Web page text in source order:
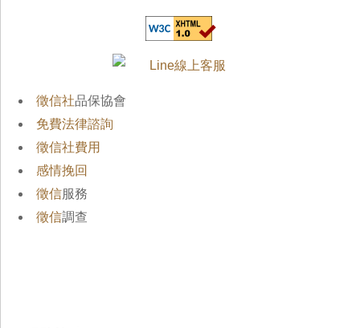
徵信社品保協會
免費法律諮詢
徵信社費用
感情挽回
徵信服務
徵信調查